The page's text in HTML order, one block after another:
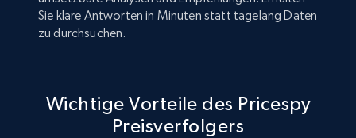
Sie klare Antworten in Minuten statt tagelang Daten
zu durchsuchen.
Wichtige Vorteile des Pricespy
Preisverfolgers